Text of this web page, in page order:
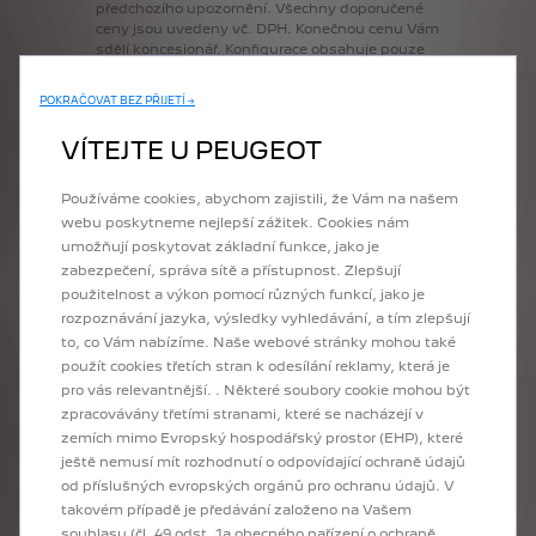
předchozího upozornění. Všechny doporučené
ceny jsou uvedeny vč. DPH. Konečnou cenu Vám
sdělí koncesionář. Konfigurace obsahuje pouze
platnému
ke
Technické parametry
příplatkovou
výbavu. Některé
charakteru,
by tato skutečnost byla
standardní výbavy a technických údajů
naleznete v aktuálním Ceníku.
Údaje o spotřebě paliva a výši emisí CO2
vycházejí z testovacího jízdního cyklu WLTP v
souladu s příslušnými právními předpisy
platnými a účinnými území České
republiky.
provozu
odpovídají zvolené specifikaci vozidla ve
standardním provedení bez doplňkové výbavy.
Reálné hodnoty se mohou lišit v závislosti na
zvolené verzi a originální doplňkové výbavě.
Konkrétní spotřebu paliva a výši emisí u
konkrétního
neodráží pouze
využívání
paliva motorem,
jízdy
řidiče a další faktory, a to zejména povětrnostní
POKRAČOVAT BEZ PŘIJETÍ →
VÍTEJTE U PEUGEOT
Používáme cookies, abychom zajistili, že Vám na našem
webu poskytneme nejlepší zážitek. Cookies nám
umožňují poskytovat základní funkce, jako je
zabezpečení, správa sítě a přístupnost. Zlepšují
použitelnost a výkon pomocí různých funkcí, jako je
rozpoznávání jazyka, výsledky vyhledávání, a tím zlepšují
to, co Vám nabízíme. Naše webové stránky mohou také
použít cookies třetích stran k odesílání reklamy, která je
pro vás relevantnější. . Některé soubory cookie mohou být
zpracovávány třetími stranami, které se nacházejí v
zemích mimo Evropský hospodářský prostor (EHP), které
ještě nemusí mít rozhodnutí o odpovídající ochraně údajů
od příslušných evropských orgánů pro ochranu údajů. V
takovém případě je předávání založeno na Vašem